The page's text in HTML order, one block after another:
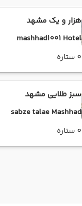
هزار و یک مشهد
mashhad1001 Hotel
0 ستاره
سبز طلایی مشهد
sabze talae Mashhad
0 ستاره